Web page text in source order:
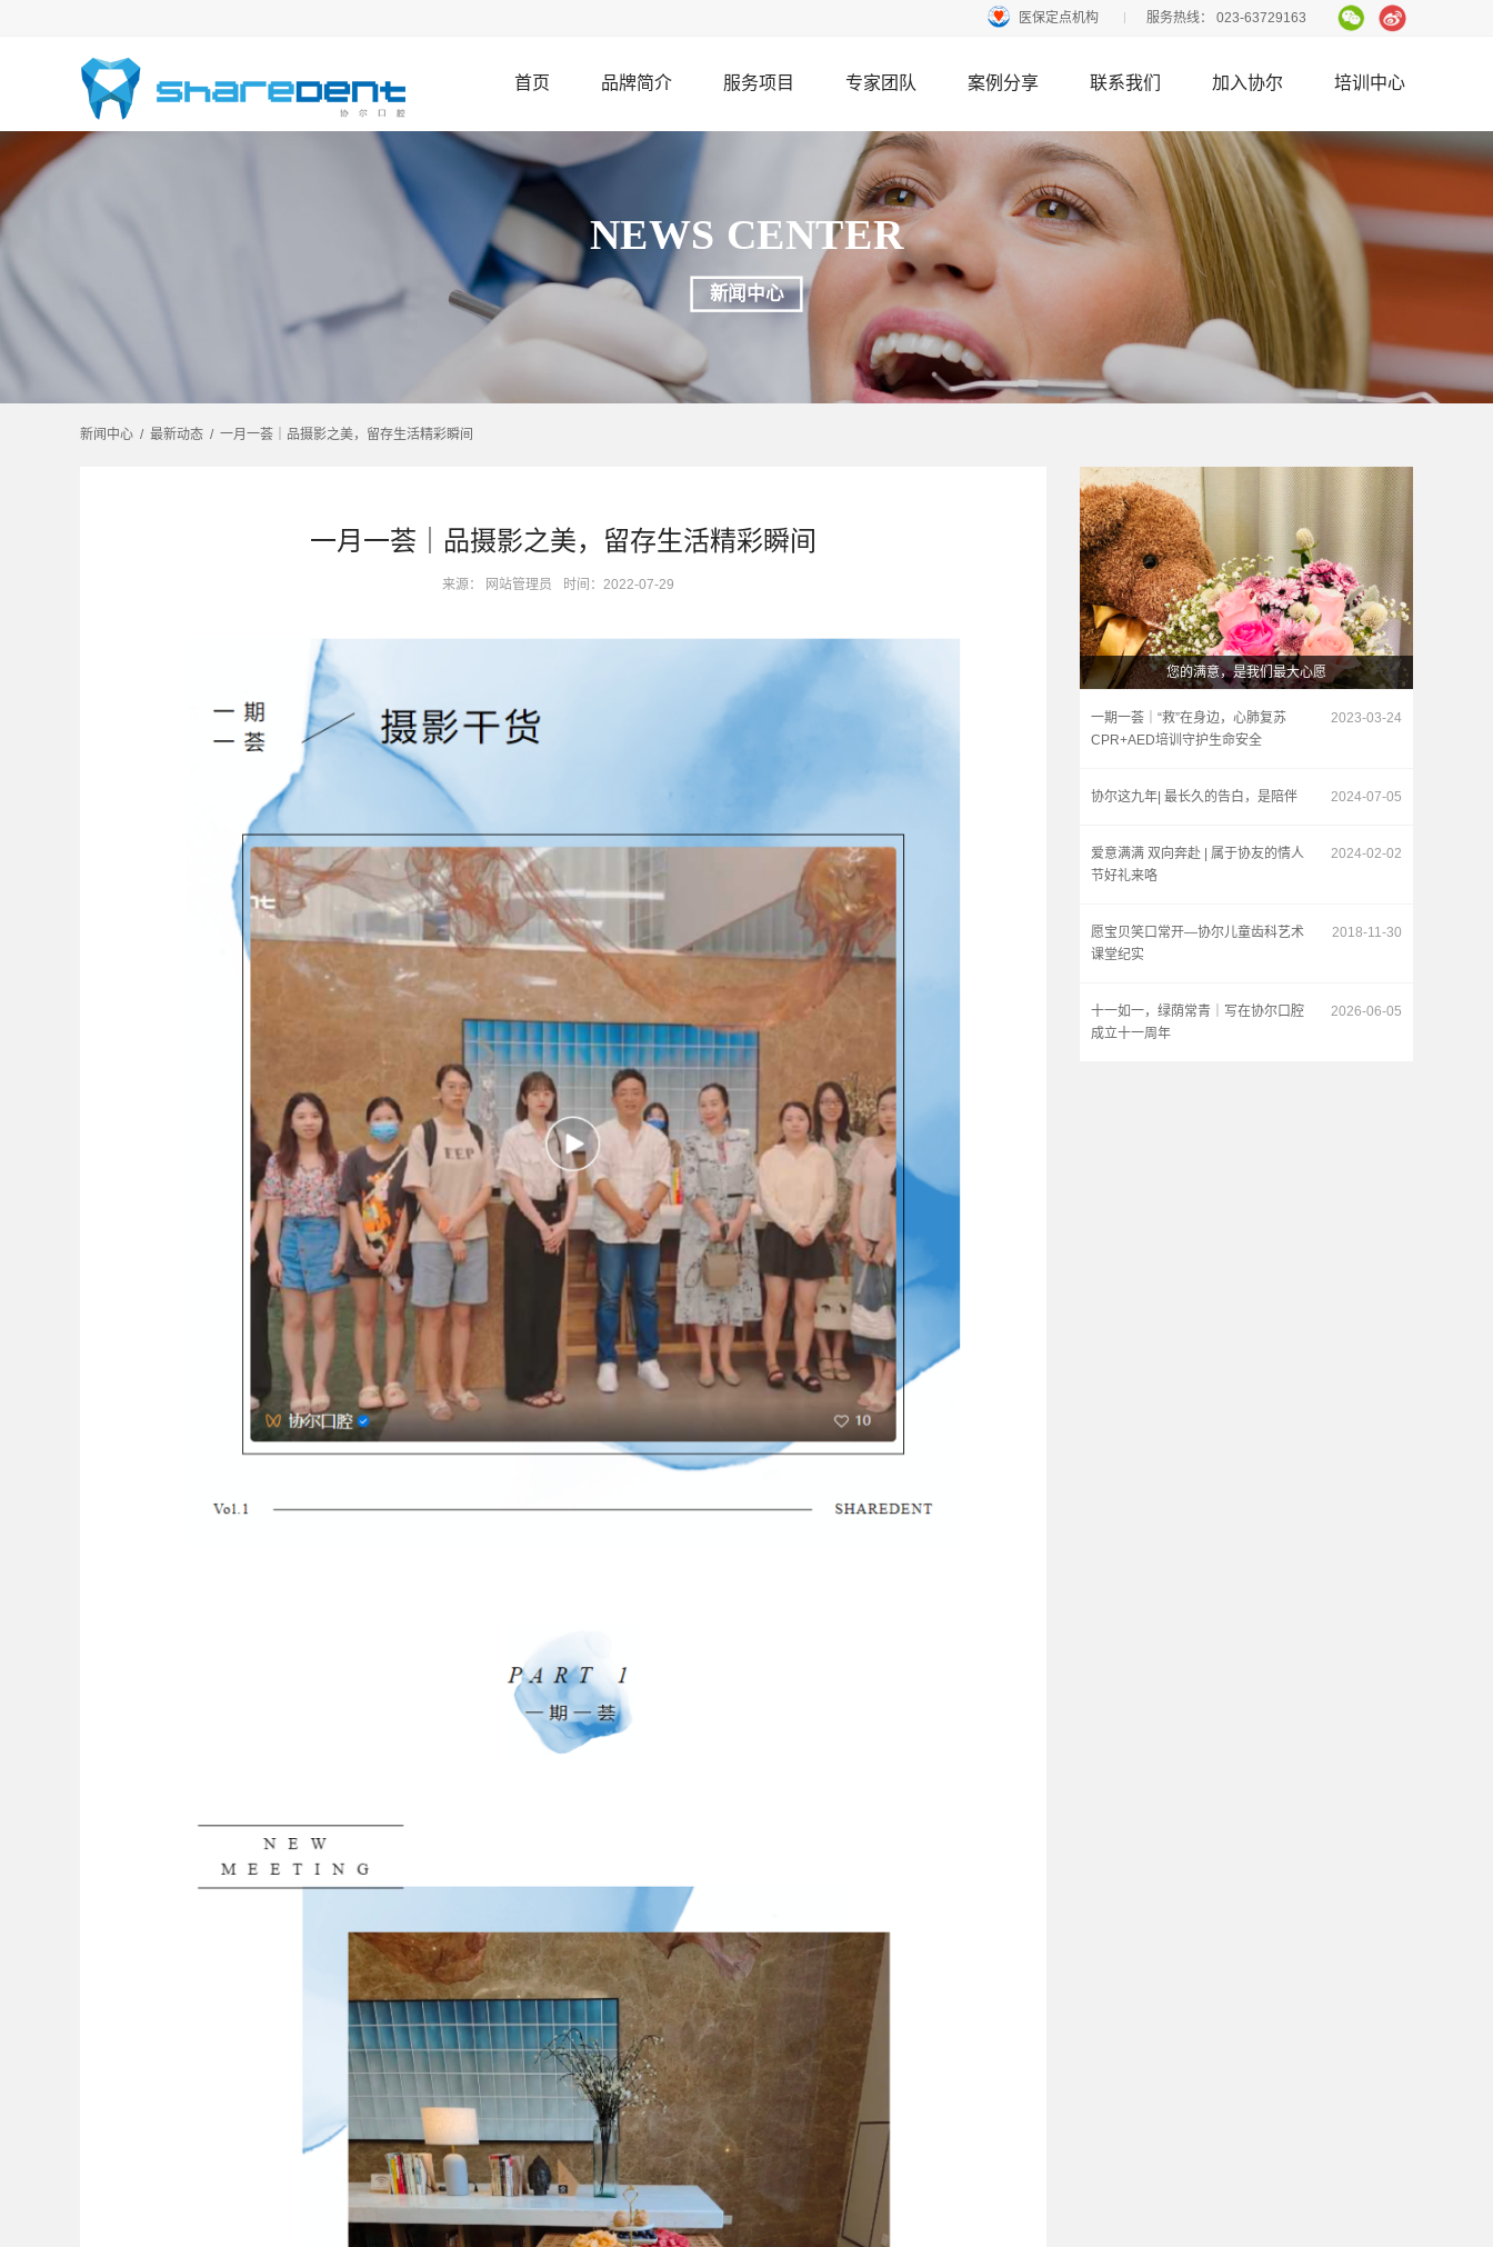
医保定点机构 服务热线： 023-63729163
首页 品牌简介 服务项目 专家团队 案例分享 联系我们 加入协尔 培训中心
NEWS CENTER
新闻中心
新闻中心 / 最新动态 / 一月一荟｜品摄影之美，留存生活精彩瞬间
一月一荟｜品摄影之美，留存生活精彩瞬间
来源： 网站管理员 时间：2022-07-29
您的满意，是我们最大心愿
2023-03-24
一期一荟｜“救”在身边，心肺复苏
CPR+AED培训守护生命安全
2024-07-05
协尔这九年| 最长久的告白，是陪伴
2024-02-02
爱意满满 双向奔赴 | 属于协友的情人
节好礼来咯
2018-11-30
愿宝贝笑口常开—协尔儿童齿科艺术
课堂纪实
2026-06-05
十一如一，绿荫常青｜写在协尔口腔
成立十一周年